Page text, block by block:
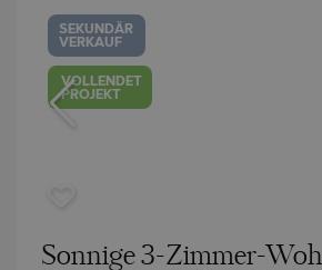
SEKUNDÄR
VERKAUF
VOLLENDET
PROJEKT
Sonnige 3-Zimmer-